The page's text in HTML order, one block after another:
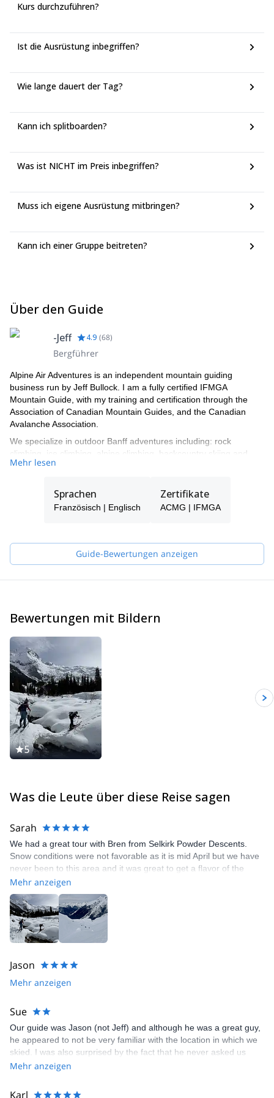
Kurs durchzuführen?
Ist die Ausrüstung inbegriffen?
Wie lange dauert der Tag?
Kann ich splitboarden?
Was ist NICHT im Preis inbegriffen?
Muss ich eigene Ausrüstung mitbringen?
Kann ich einer Gruppe beitreten?
Über den Guide
-Jeff 4.9 (68)
Bergführer
Alpine Air Adventures is an independent mountain guiding
business run by Jeff Bullock. I am a fully certified IFMGA
Mountain Guide, with my training and certification through the
Association of Canadian Mountain Guides, and the Canadian
Avalanche Association.
We specialize in outdoor Banff adventures including: rock
climbing, ice climbing, alpine climbing, backcountry skiing and
snowboarding, avalanche courses and improvised rope rescue
Based out of Banff, Alberta, Canada in the heart of the rugged
Canadian Rocky Mountains, Alpine Air offers everything
right at my doorstep I am always keen to take on any adventure
and I am excited to have you along. Contact me to begin
Mehr lesen
Sprachen
Französisch | Englisch
Zertifikate
ACMG | IFMGA
Guide-Bewertungen anzeigen
Bewertungen mit Bildern
5
Was die Leute über diese Reise sagen
Sarah
We had a great tour with Bren from Selkirk Powder Descents.
Snow conditions were not favorable as it is mid April but we have
never been to this area and it was great to get a flavor of the
backcountry at Roger's Pass. If we go back to this area, we would
definitely contact Bren/Selkirk Powder Descents!
Mehr anzeigen
Jason
Mehr anzeigen
Sue
Our guide was Jason (not Jeff) and although he was a great guy,
he appeared to not be very familiar with the location in which we
skied. I was also surprised by the fact that he never asked us
about our skiing abilities or the type of terrain we hoped to ski.
terrain where the trees were too tight to ski and so we skied down
Mehr anzeigen
Karl